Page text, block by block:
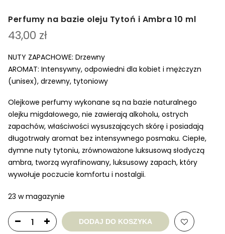
Perfumy na bazie oleju Tytoń i Ambra 10 ml
43,00 zł
NUTY ZAPACHOWE: Drzewny
AROMAT: Intensywny, odpowiedni dla kobiet i mężczyzn
(unisex), drzewny, tytoniowy
Olejkowe perfumy wykonane są na bazie naturalnego
olejku migdałowego, nie zawierają alkoholu, ostrych
zapachów, właściwości wysuszających skórę i posiadają
długotrwały aromat bez intensywnego posmaku. Ciepłe,
dymne nuty tytoniu, zrównoważone luksusową słodyczą
ambra, tworzą wyrafinowany, luksusowy zapach, który
wywołuje poczucie komfortu i nostalgii.
23 w magazynie
DODAJ DO KOSZYKA